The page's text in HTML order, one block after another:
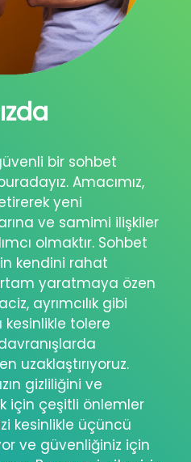
bir sohbet
Amacımız,
yeni
ve samimi ilişkiler
olmaktır. Sohbet
kendini rahat
yaratmaya özen
ayrımcılık gibi
kesinlikle tolere
uzaklaştırıyoruz.
gizliliğini ve
için çeşitli önlemler
kesinlikle üçüncü
ve güvenliğiniz için